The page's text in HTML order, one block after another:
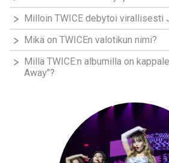
Milloin TWICE debytoi virallisesti
Mikä on TWICEn valotikun nimi?
Millä TWICE:n albumilla on
Away"?